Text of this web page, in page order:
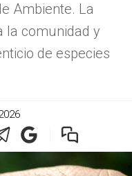
Ambiente. La
la comunidad y
de especies